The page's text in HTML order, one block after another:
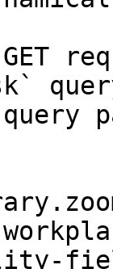
GET